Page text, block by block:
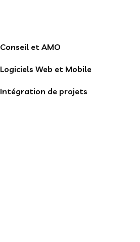
Conseil et AMO
Logiciels Web et Mobile
Intégration de projets